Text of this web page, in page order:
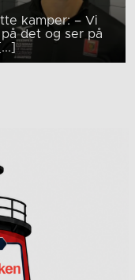
kamper: – Vi
på det og ser på